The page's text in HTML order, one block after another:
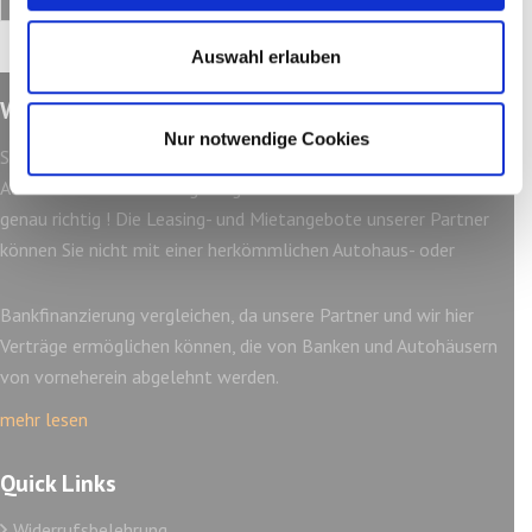
Auswahl erlauben
Nur notwendige Cookies
Wir über uns
Sie möchten gerne ein Fahrzeug finanzieren und Ihre Bank oder
Autohaus hat ihre Anfrage abgelehnt? Dann sind Sie bei uns
genau richtig ! Die Leasing- und Mietangebote unserer Partner
können Sie nicht mit einer herkömmlichen Autohaus- oder
Bankfinanzierung vergleichen, da unsere Partner und wir hier
Verträge ermöglichen können, die von Banken und Autohäusern
von vorneherein abgelehnt werden.
mehr lesen
Quick Links